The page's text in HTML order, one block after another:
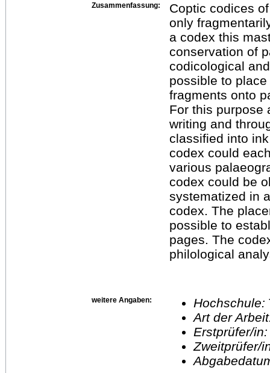
Zusammenfassung:
Coptic codices
only
a codex this
conservation of
codicological
possible to
fragments onto
For this purpose
writing and
classified into
codex could
various
codex could be
systematized in
codex. The
possible to
pages. The
philological
weitere Angaben: Hochschule:
Art der
Erstprüfer/